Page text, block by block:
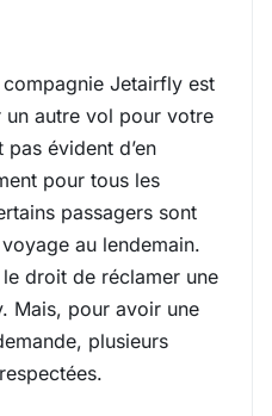
Jetairfly est
autre vol pour votre
pas évident d’en
pour tous les
passagers sont
au lendemain.
droit de réclamer une
Mais, pour avoir une
plusieurs